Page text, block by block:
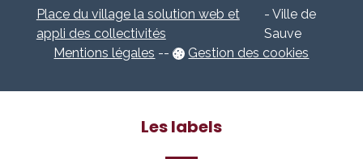
Place du village la solution web et
appli des collectivités
- Ville de
Sauve
Mentions légales -- Gestion des cookies
Les labels